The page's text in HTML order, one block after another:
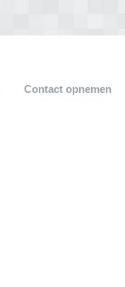
Contact opnemen